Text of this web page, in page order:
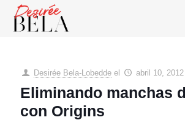
Desirée Bela-Lobedde el abril 10, 2012
Eliminando manchas
con Origins